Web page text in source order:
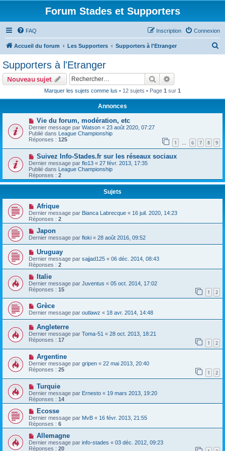
Forum Stades et Supporters
FAQ Connexion
Inscription
Accueil du forum Les Supporters Supporters à l'Etranger
Supporters à l'Etranger
Nouveau sujet Rechercher
Marquer les sujets comme lus • 12 sujets • Page 1 sur 1
Annonces
Vie du forum, modération, etc
Dernier message par Watson « 23 août 2020, 07:27
Publié dans League Championship
Réponses : 125 1 … 6 7 8 9
Suivez Info-Stades.fr sur les réseaux sociaux
Dernier message par flo13 « 27 févr. 2013, 17:35
Publié dans League Championship
Réponses : 2
Sujets
Afrique
Dernier message par Bianca Labrecque « 16 juil. 2020, 14:23
Réponses : 2
Japon
Dernier message par floki « 28 août 2016, 09:52
Uruguay
Dernier message par sajjad125 « 06 déc. 2014, 08:43
Réponses : 2
Italie
Dernier message par Juventus « 05 oct. 2014, 17:02
Réponses : 15 1 2
Grèce
Dernier message par outlawz « 18 avr. 2014, 14:48
Angleterre
Dernier message par Toma-51 « 28 oct. 2013, 18:21
Réponses : 17 1 2
Argentine
Dernier message par gripen « 22 mai 2013, 20:40
Réponses : 25 1 2
Turquie
Dernier message par Ernesto « 19 mars 2013, 19:20
Réponses : 14
Ecosse
Dernier message par MvB « 16 févr. 2013, 21:55
Réponses : 6
Allemagne
Dernier message par info-stades « 03 déc. 2012, 09:23
Réponses : 20